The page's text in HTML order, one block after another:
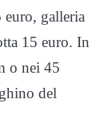
galleria
15 euro. In
o nei 45
del